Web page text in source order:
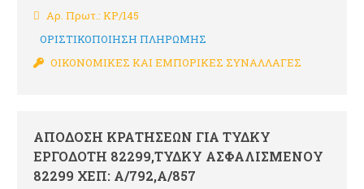
Αρ. Πρωτ.: ΚΡ/145
ΟΡΙΣΤΙΚΟΠΟΙΗΣΗ ΠΛΗΡΩΜΗΣ
ΟΙΚΟΝΟΜΙΚΕΣ ΚΑΙ ΕΜΠΟΡΙΚΕΣ ΣΥΝΑΛΛΑΓΕΣ
ΑΠΟΔΟΣΗ ΚΡΑΤΗΣΕΩΝ ΓΙΑ ΤΥΔΚΥ
ΕΡΓΟΔΟΤΗ 82299,ΤΥΔΚΥ ΑΣΦΑΛΙΣΜΕΝΟΥ
82299 ΧΕΠ: Α/792,Α/857